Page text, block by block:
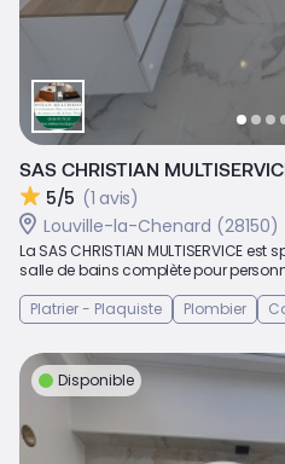
SAS CHRISTIAN
5/5 (1 avis)
Louville-la-Chenard (28150)
La SAS CHRISTIAN MULTISERVICE
salle de bains complète pour
Platrier - Plaquiste
Plombier
Disponible